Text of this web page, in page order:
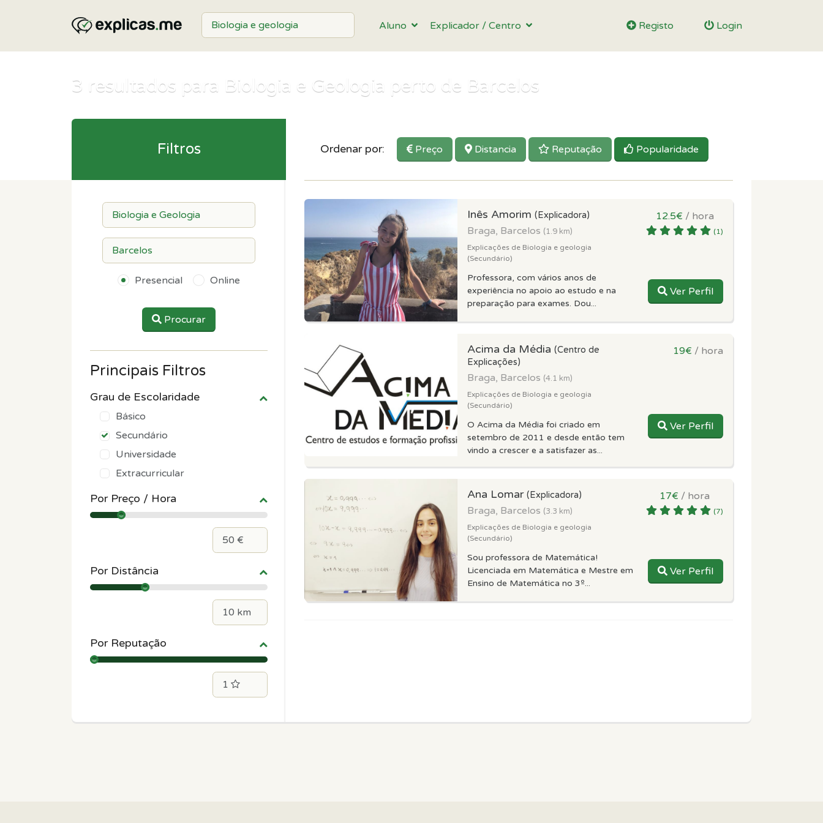
Aluno Explicador / Centro Registo Login
3 resultados para Biologia e Geologia perto de Barcelos
Ordenar por: Preço Distancia Reputação Popularidade
Inês Amorim (Explicadora)
Braga, Barcelos (1.9 km)
Explicações de Biologia e geologia
(Secundário)
Professora, com vários anos de
experiência no apoio ao estudo e na
preparação para exames. Dou...
12.5€ / hora
(1)
Ver Perfil
Acima da Média (Centro de
Explicações)
Braga, Barcelos (4.1 km)
Explicações de Biologia e geologia
(Secundário)
O Acima da Média foi criado em
setembro de 2011 e desde então tem
vindo a crescer e a satisfazer as...
19€ / hora
Ver Perfil
Ana Lomar (Explicadora)
Braga, Barcelos (3.3 km)
Explicações de Biologia e geologia
(Secundário)
Sou professora de Matemática!
Licenciada em Matemática e Mestre em
Ensino de Matemática no 3º...
17€ / hora
(7)
Ver Perfil
Filtros
Presencial Online
Procurar
Principais Filtros
Grau de Escolaridade
Básico
Secundário
Universidade
Extracurricular
Por Preço / Hora
Por Distância
Por Reputação